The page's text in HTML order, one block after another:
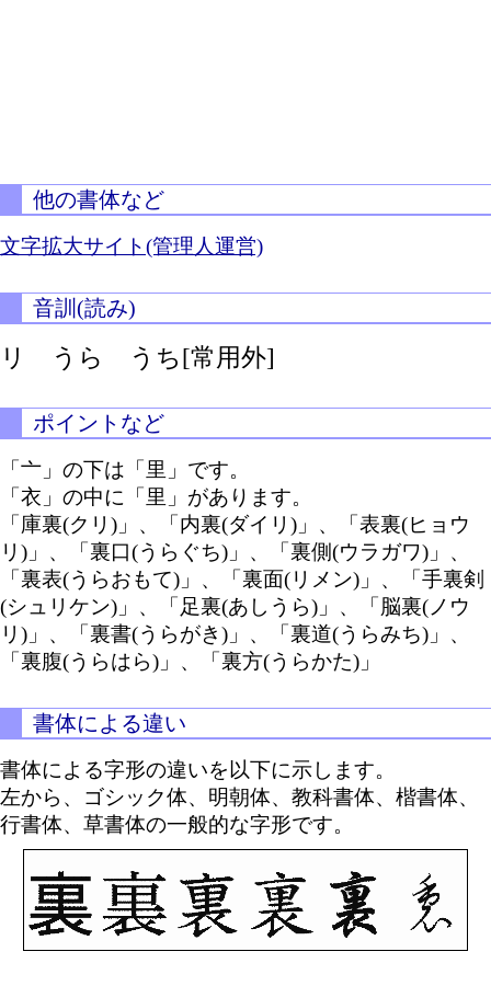
他の書体など
文字拡大サイト(管理人運営)
音訓(読み)
リ うら うち[常用外]
ポイントなど
「亠」の下は「里」です。
「衣」の中に「里」があります。
「庫裏(クリ)」、「内裏(ダイリ)」、「表裏(ヒョウ
リ)」、「裏口(うらぐち)」、「裏側(ウラガワ)」、
「裏表(うらおもて)」、「裏面(リメン)」、「手裏剣
(シュリケン)」、「足裏(あしうら)」、「脳裏(ノウ
リ)」、「裏書(うらがき)」、「裏道(うらみち)」、
「裏腹(うらはら)」、「裏方(うらかた)」
書体による違い
書体による字形の違いを以下に示します。
左から、ゴシック体、明朝体、教科書体、楷書体、
行書体、草書体の一般的な字形です。